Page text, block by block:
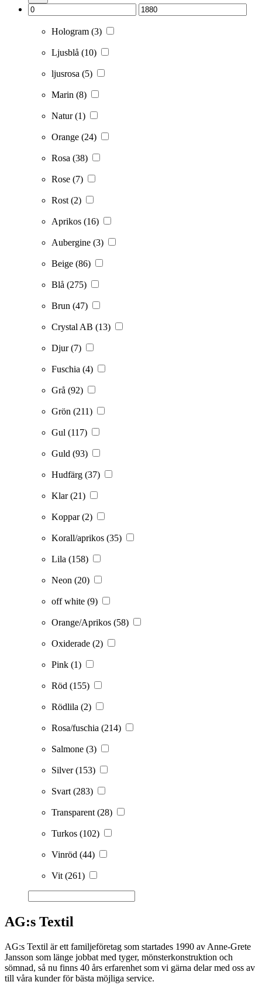
Hologram (3)
Ljusblå (10)
ljusrosa (5)
Marin (8)
Natur(1)
Orange (24)
Rosa (38)
Rose (7)
Rost (2)
Aprikos (16)
Aubergine (3)
Beige (86)
Blå (275)
Brun (47)
Crystal AB (13)
Djur(7)
Fuschia (4)
Grå (92)
Grön (211)
Gul (117)
Guld (93)
Hudfärg (37)
Klar(21)
Koppar(2)
Korall/aprikos (35)
Lila (158)
Neon (20)
off white (9)
Orange/Aprikos (58)
Oxiderade (2)
Pink (1)
Röd (155)
Rödlila (2)
Rosa/fuschia (214)
Salmone (3)
Silver(153)
Svart (283)
Transparent (28)
Turkos (102)
Vinröd (44)
Vit (261)
AG:s Textil
AG:s Textil är ett familjeföretag som startades 1990 av Anne-Grete
Jansson som länge jobbat med tyger, mönsterkonstruktion och
sömnad, så nu finns 40 års erfarenhet som vi gärna delar med oss av
till våra kunder för bästa möjliga service.